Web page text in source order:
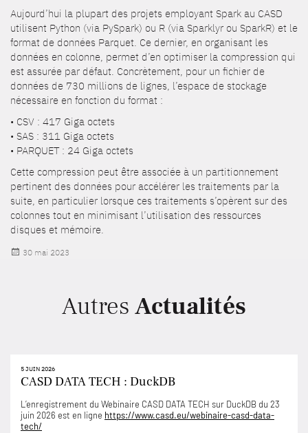
Aujourd’hui la plupart des projets employant Spark au CASD
utilisent Python (via PySpark) ou R (via Sparklyr ou SparkR) et le
format de données Parquet. Ce dernier, en organisant les
données en colonne, permet d’en optimiser la compression qui
est assurée par défaut. Concrètement, pour un fichier de
données de 730 millions de lignes, l’espace de stockage
nécessaire en fonction du format :
• CSV : 417 Giga octets
• SAS : 311 Giga octets
• PARQUET : 24 Giga octets
Cette compression peut être associée à un partitionnement
pertinent des données pour accélérer les traitements par la
suite, en particulier lorsque ces traitements s’opèrent sur des
colonnes tout en minimisant l’utilisation des ressources
disques et mémoire.
Publié
30 mai 2023
Autres Actualités
5 JUIN 2026
CASD DATA TECH : DuckDB
L’enregistrement du Webinaire CASD DATA TECH sur DuckDB du 23
juin 2026 est en ligne https://www.casd.eu/webinaire-casd-data-
tech/